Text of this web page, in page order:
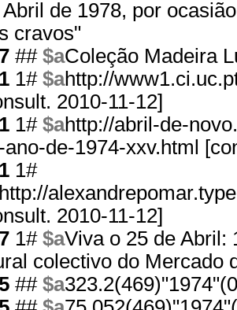
Abril de 1978, por
cravos"
## $aColeção Madeira
1# $ahttp://
2010-11-12]
1# $ahttp://abril-de-
ano-de-1974-xxv.html
1#
2010-11-12]
1# $aViva o 25 de Abril:
colectivo do Mercado
## $a